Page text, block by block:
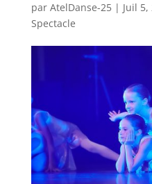
par AtelDanse-25| Juil 5,
Spectacle